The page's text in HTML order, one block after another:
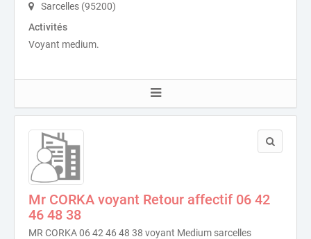
Sarcelles (95200)
Activités
Voyant medium.
Mr CORKA voyant Retour affectif 06 42
46 48 38
MR CORKA 06 42 46 48 38 voyant Medium sarcelles